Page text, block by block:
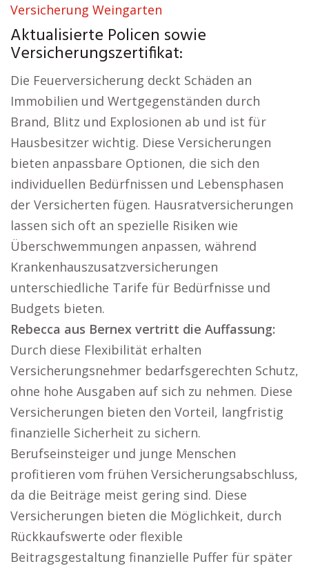
Versicherung Weingarten
Aktualisierte Policen sowie
Versicherungszertifikat:
Die Feuerversicherung deckt Schäden an
Immobilien und Wertgegenständen durch
Brand, Blitz und Explosionen ab und ist für
Hausbesitzer wichtig. Diese Versicherungen
bieten anpassbare Optionen, die sich den
individuellen Bedürfnissen und Lebensphasen
der Versicherten fügen. Hausratversicherungen
lassen sich oft an spezielle Risiken wie
Überschwemmungen anpassen, während
Krankenhauszusatzversicherungen
unterschiedliche Tarife für Bedürfnisse und
Budgets bieten.
Rebecca aus Bernex vertritt die Auffassung:
Durch diese Flexibilität erhalten
Versicherungsnehmer bedarfsgerechten Schutz,
ohne hohe Ausgaben auf sich zu nehmen. Diese
Versicherungen bieten den Vorteil, langfristig
finanzielle Sicherheit zu sichern.
Berufseinsteiger und junge Menschen
profitieren vom frühen Versicherungsabschluss,
da die Beiträge meist gering sind. Diese
Versicherungen bieten die Möglichkeit, durch
Rückkaufswerte oder flexible
Beitragsgestaltung finanzielle Puffer für später